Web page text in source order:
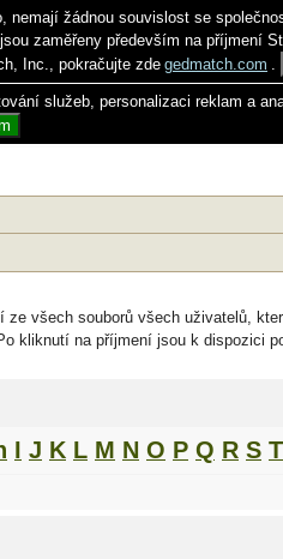
nemají žádnou souvislost se
zaměřeny především na příjmení
Inc., pokračujte zde gedmatch.com .
služeb, personalizaci reklam a
ze všech souborů všech uživatelů,
kliknutí na příjmení jsou k dispozici
I J K L M N O P Q R S T